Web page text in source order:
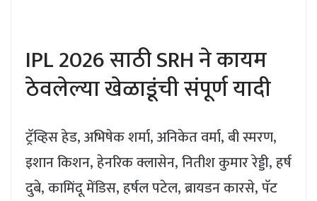
IPL 2026 साठी SRH ने कायम
ठेवलेल्या खेळाडूंची संपूर्ण यादी
ट्रॅव्हिस हेड, अभिषेक शर्मा, अनिकेत वर्मा, बी स्मरण,
इशान किशन, हेनरिक क्लासेन, नितीश कुमार रेड्डी, हर्ष
दुबे, कामिंदू मेंडिस, हर्षल पटेल, ब्रायडन कारसे, पॅट